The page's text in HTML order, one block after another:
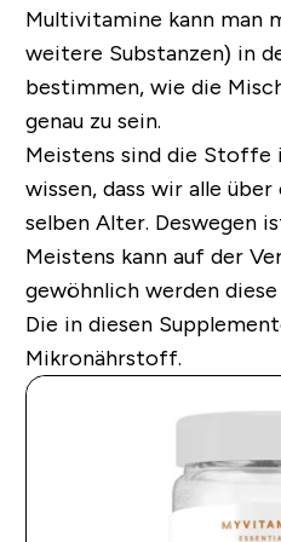
Multivitamine kann man
weitere Substanzen) in
bestimmen, wie die
genau zu sein.
Meistens sind die Stoffe
wissen, dass wir alle
selben Alter. Deswegen
Meistens kann auf der
gewöhnlich werden
Die in diesen
Mikronährstoff.